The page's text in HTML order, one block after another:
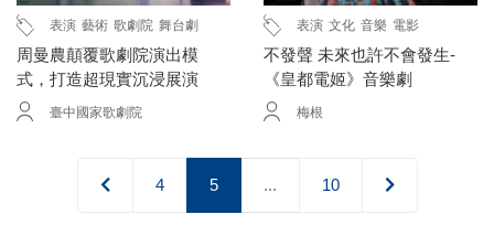
表演 藝術 歌劇院 舞台劇
周曼農顛覆歌劇院演出模
式，打造超現實沉浸展演
臺中國家歌劇院
表演 文化 音樂 電影
不發聲 未來也許不會發生-
《皇都電姬》音樂劇
梅根
4 5 ... 10